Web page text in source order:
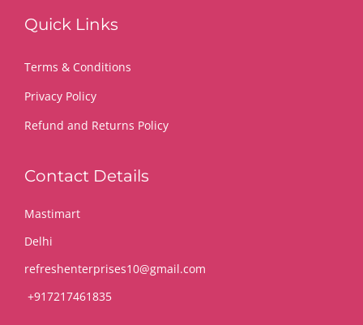
Quick Links
Terms & Conditions
Privacy Policy
Refund and Returns Policy
Contact Details
Mastimart
Delhi
refreshenterprises10@gmail.com
+917217461835